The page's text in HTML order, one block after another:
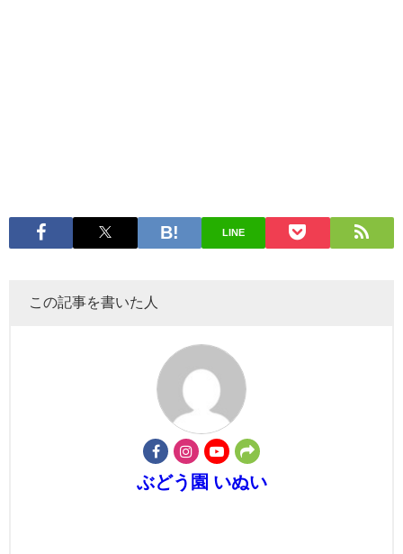
LINE
この記事を書いた人
ぶどう園 いぬい